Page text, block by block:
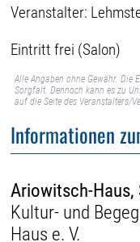
Veranstalter:
Eintritt frei (Salon)
Alle Angaben ohne Gewähr.
Sorgfalt. Dennoch kann es zu
auf die Seite des Veranstalters/
Informationen
Ariowitsch-Haus,
Kultur- und
Haus e. V.